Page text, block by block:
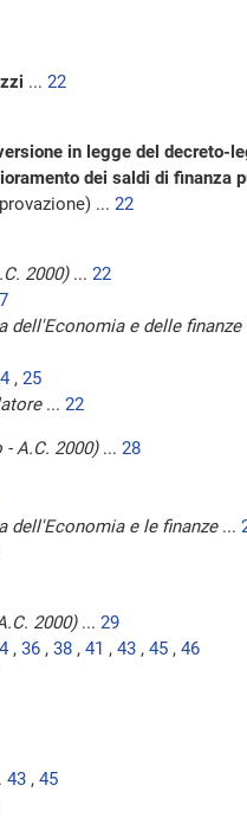
... 22
in legge del decreto-
dei saldi di finanza
... 22
2000)... 22
dell'Economia e delle finanze
, 25
... 22
A.C. 2000)... 28
dell'Economia e le finanze...
2000)... 29
, 36 , 38 , 41 , 43 , 45 , 46
43 , 45